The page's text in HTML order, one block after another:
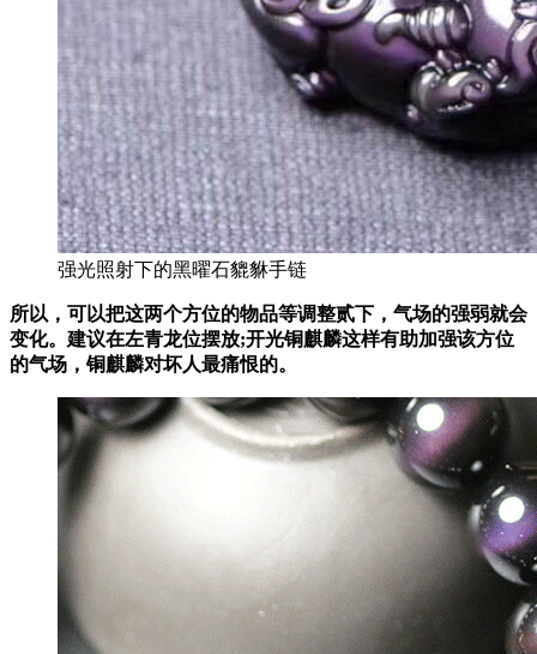
强光照射下的黑曜石貔貅手链
所以，可以把这两个方位的物品等调整贰下，气场的强弱就会
变化。建议在左青龙位摆放;开光铜麒麟这样有助加强该方位
的气场，铜麒麟对坏人最痛恨的。